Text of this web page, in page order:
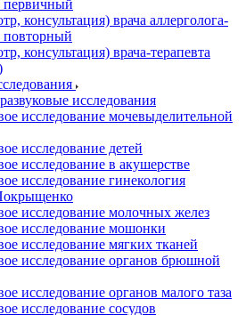
первичный
консультация) врача аллерголога-
повторный
консультация) врача-терапевта
исследования
исследование мочевыделительной
исследование детей
исследование в акушерстве
исследование гинекология
исследование молочных желез
исследование мошонки
исследование мягких тканей
исследование органов брюшной
исследование органов малого таза
исследование сосудов